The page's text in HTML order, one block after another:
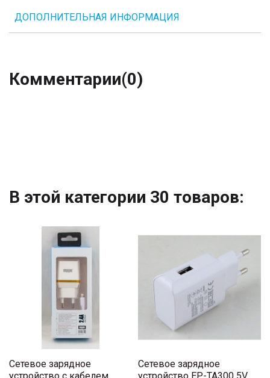
ДОПОЛНИТЕЛЬНАЯ ИНФОРМАЦИЯ
Комментарии(0)
В этой категории 30 товаров:
Сетевое зарядное
Сетевое зарядное